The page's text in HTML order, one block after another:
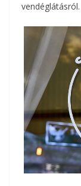
vendéglátásról.